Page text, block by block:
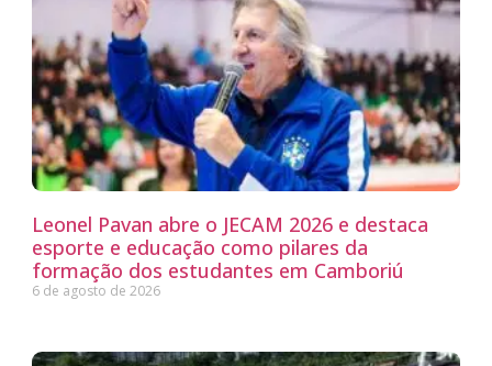
Leonel Pavan abre o JECAM 2026 e destaca
esporte e educação como pilares da
formação dos estudantes em Camboriú
6 de agosto de 2026